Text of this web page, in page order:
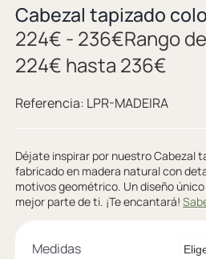
Cabezal tapizado
224€ - 236€Rango
224€ hasta 236€
Referencia: LPR-MADEIRA
Déjate inspirar por nuestro Cabezal
fabricado en madera natural con
motivos geométrico. Un diseño
mejor parte de ti. ¡Te encantará!
Medidas